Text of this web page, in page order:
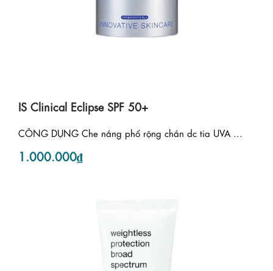
IS Clinical Eclipse SPF 50+
CÔNG DỤNG Che nắng phổ rộng chắn dc tia UVA ...
1.000.000₫